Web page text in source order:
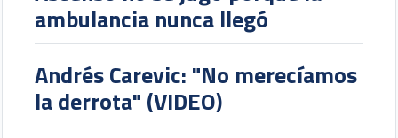
ambulancia nunca llegó
Andrés Carevic: "No merecíamos
la derrota" (VIDEO)